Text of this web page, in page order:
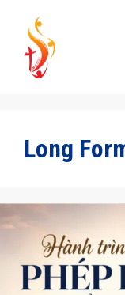
content
Long